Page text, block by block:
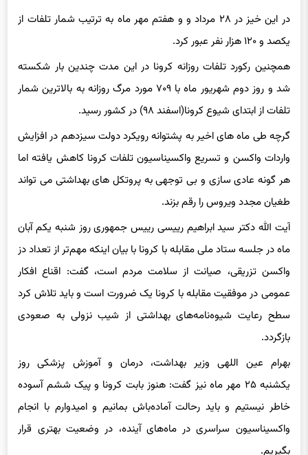
در این خیز در ۲۸ مرداد و و هفتم مهر ماه به ترتیب شمار تلفات از
یکصد و ۱۲۰ هزار نفر عبور کرد.
همچنین رکورد تلفات روزانه کرونا در این مدت چندین بار شکسته
شد و روز دوم شهریور ماه با ۷۰۹ مورد مرگ روزانه به بالاترین شمار
تلفات از ابتدای شیوع کرونا(اسفند ۹۸) در کشور رسید.
گرچه طی ماه های اخیر به پشتوانه رویکرد دولت سیزدهم در افزایش
واردات واکسن و تسریع واکسیناسیون تلفات کرونا کاهش یافته اما
هر گونه عادی سازی و بی توجهی به پروتکل های بهداشتی می تواند
طغیان مجدد ویروس را رقم بزند.
آیت الله دکتر سید ابراهیم رییسی رییس جمهوری روز شنبه یکم آبان
ماه در جلسه ستاد ملی مقابله با کرونا با بیان اینکه مهم‌تر از تعداد دز
واکسن تزریقی، صیانت از سلامت مردم است، گفت: اقناع افکار
عمومی در موفقیت مقابله با کرونا یک ضرورت است و باید تلاش کرد
سطح رعایت شیوه‌نامه‌های بهداشتی از شیب نزولی به صعودی
بازگردد.
بهرام عین اللهی وزیر بهداشت، درمان و آموزش پزشکی روز
یکشنبه ۲۵ مهر ماه نیز گفت:‌ هنوز بابت کرونا و پیک ششم آسوده
خاطر نیستیم و باید رحالت آماده‌باش بمانیم و امیدوارم با انجام
واکسیناسیون سراسری در ماه‌های آینده، در وضعیت بهتری قرار
بگیریم.